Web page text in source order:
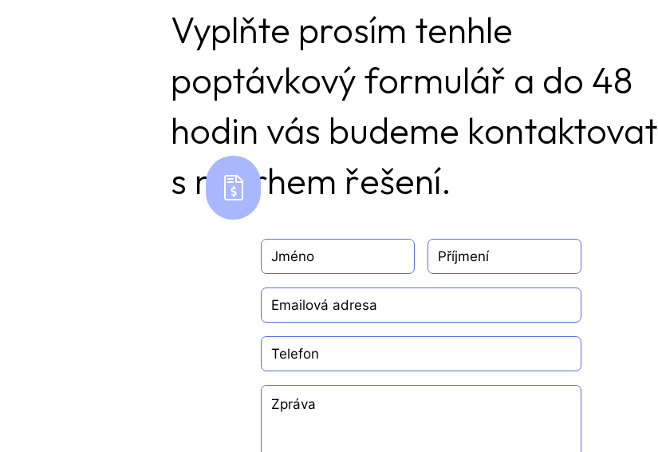
Vyplňte prosím tenhle
poptávkový formulář a do 48
hodin vás budeme kontaktovat
s návrhem řešení.